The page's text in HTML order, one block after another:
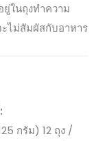
ในถุงทำความ
ไม่สัมผัสกับอาหาร
กรัม) 12 ถุง /